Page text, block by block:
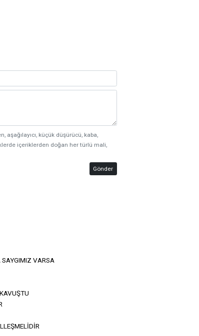
küçük düşürücü, kaba,
içeriklerden doğan her türlü mali,
Gönder
VARSA